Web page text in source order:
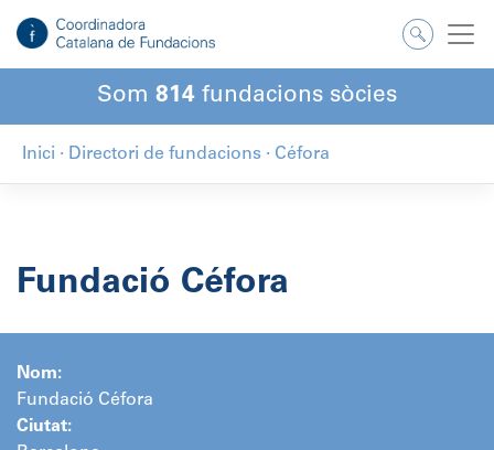
contingut
Som 814 fundacions sòcies
Inici · Directori de fundacions · Céfora
Fundació Céfora
Nom:
Fundació Céfora
Ciutat: